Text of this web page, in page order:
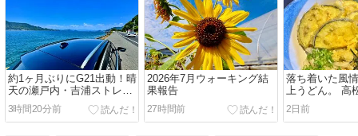
約1ヶ月ぶりにG21出動！晴
天の瀬戸内・吉浦ストレー
トでリフレッシュドライブ
3時間20分前
2026年7月ウォーキング結
果報告
27時間前
落ち着いた風
上うどん。 高
本店」の魅力
2日前